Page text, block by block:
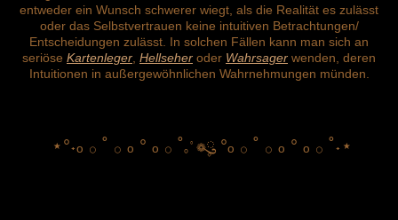
entweder ein Wunsch schwerer wiegt, als die Realität es zulässt
oder das Selbstvertrauen keine intuitiven Betrachtungen/
Entscheidungen zulässt. In solchen Fällen kann man sich an
seriöse Kartenleger Hellseher oder Wahrsager wenden, deren
Intuitionen in außergewöhnlichen Wahrnehmungen münden.
⋆°˖ₒ 𓂂 ˚ 𓂂 ₒ ° ₒ 𓂂 ˚｡ﾟ❁ུ۪ °ₒ 𓂂 ˚ 𓂂 ₒ ° ₒ 𓂂 ˚˖⋆